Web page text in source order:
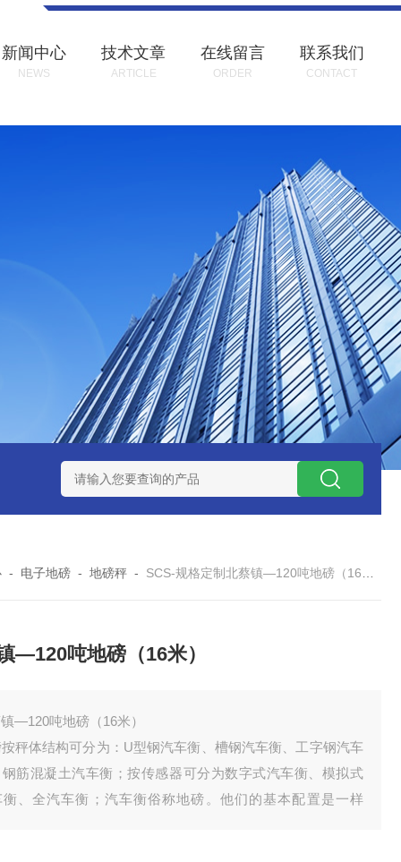
新闻中心
NEWS
技术文章
ARTICLE
在线留言
ORDER
联系我们
CONTACT
SCS-18米120吨玉环装一台16米100吨地磅多少钱？
- 电子地磅 -地磅秤 - SCS-规格定制北蔡镇—120吨地磅（16米）
—120吨地磅（16米）
—120吨地磅（16米）
秤体结构可分为：U型钢汽车衡、槽钢汽车衡、工字钢汽车
筋混凝土汽车衡；按传感器可分为数字式汽车衡、模拟式
衡、全汽车衡；汽车衡俗称地磅。他们的基本配置是一样